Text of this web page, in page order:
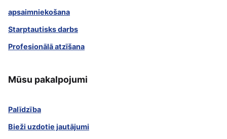
apsaimniekošana
Starptautisks darbs
Profesionālā atzīšana
Mūsu pakalpojumi
Palīdzība
Bieži uzdotie jautājumi